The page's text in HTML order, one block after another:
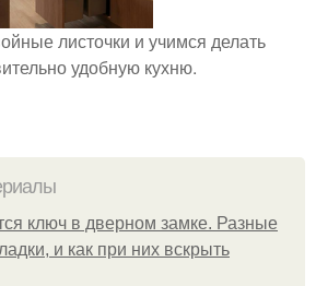
листочки и учимся делать
удобную кухню.
ключ в дверном замке. Разные
и как при них вскрыть